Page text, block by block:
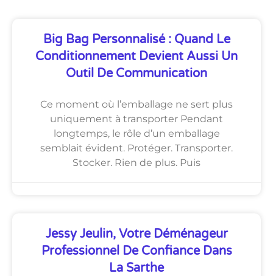
Big Bag Personnalisé : Quand Le
Conditionnement Devient Aussi Un
Outil De Communication
Ce moment où l’emballage ne sert plus
uniquement à transporter Pendant
longtemps, le rôle d’un emballage
semblait évident. Protéger. Transporter.
Stocker. Rien de plus. Puis
Jessy Jeulin, Votre Déménageur
Professionnel De Confiance Dans
La Sarthe